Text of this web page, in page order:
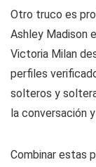
Otro truco es
Ashley Madison
Victoria Milan
perfiles
solteros y
la conversación
Combinar estas